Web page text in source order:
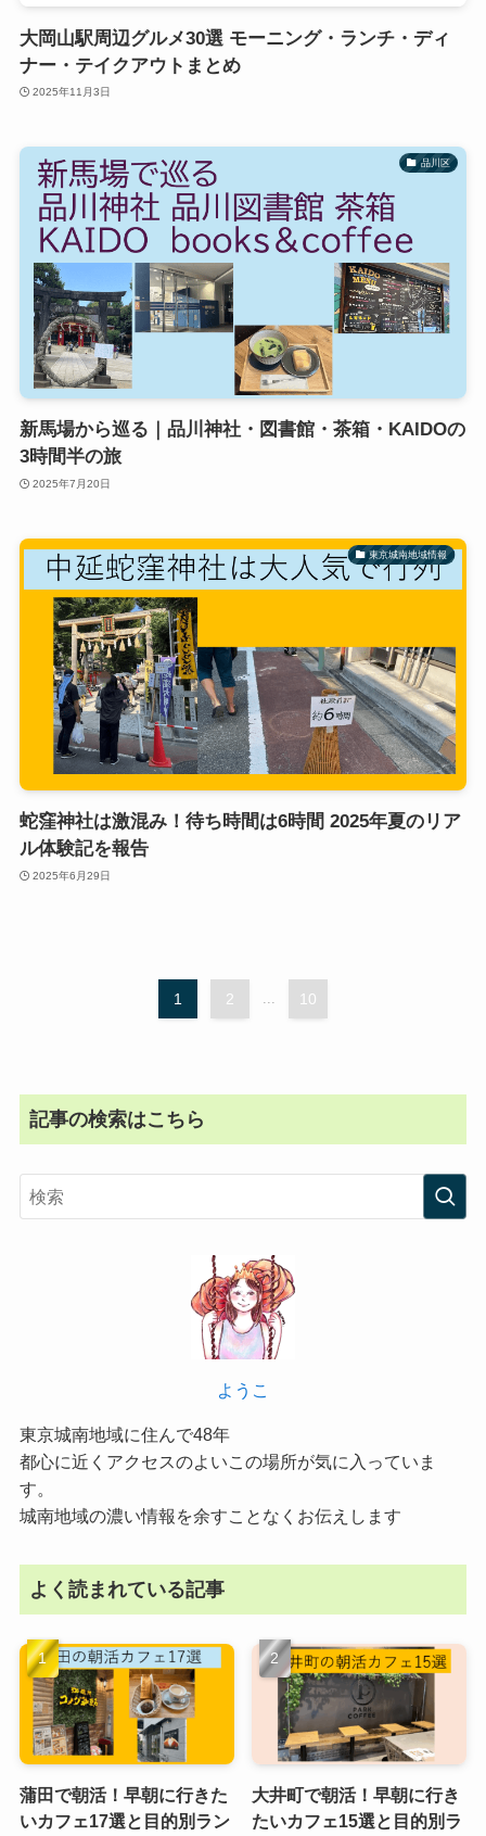
大岡山駅周辺グルメ30選 モーニング・ランチ・ディ
ナー・テイクアウトまとめ
2025年11月3日
品川区
新馬場から巡る｜品川神社・図書館・茶箱・KAIDOの
3時間半の旅
2025年7月20日
東京城南地域情報
蛇窪神社は激混み！待ち時間は6時間 2025年夏のリア
ル体験記を報告
2025年6月29日
1 2 10
記事の検索はこちら
ようこ
東京城南地域に住んで48年
都心に近くアクセスのよいこの場所が気に入っていま
す。
城南地域の濃い情報を余すことなくお伝えします
よく読まれている記事
蒲田で朝活！早朝に行きた
いカフェ17選と目的別ラン
大井町で朝活！早朝に行き
たいカフェ15選と目的別ラ